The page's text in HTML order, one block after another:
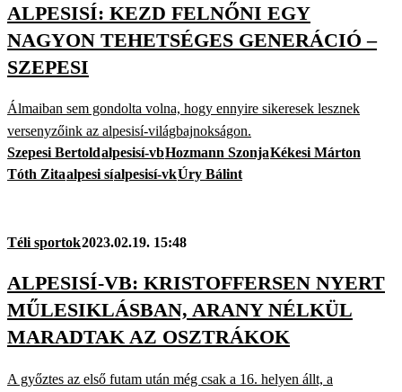
ALPESISÍ: KEZD FELNŐNI EGY
NAGYON TEHETSÉGES GENERÁCIÓ –
SZEPESI
Álmaiban sem gondolta volna, hogy ennyire sikeresek lesznek
versenyzőink az alpesisí-világbajnokságon.
Szepesi Bertoldalpesisí-vbHozmann SzonjaKékesi Márton
Tóth Zitaalpesi síalpesisí-vkÚry Bálint
Téli sportok2023.02.19. 15:48
ALPESISÍ-VB: KRISTOFFERSEN NYERT
MŰLESIKLÁSBAN, ARANY NÉLKÜL
MARADTAK AZ OSZTRÁKOK
A győztes az első futam után még csak a 16. helyen állt, a